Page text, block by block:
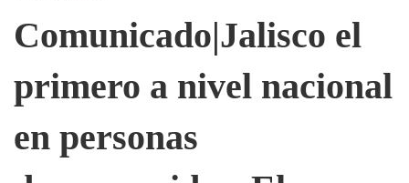
el
primero
a
Comunicado|Jalisco el
primero a nivel nacional
en personas